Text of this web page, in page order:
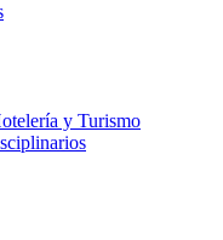
y Turismo